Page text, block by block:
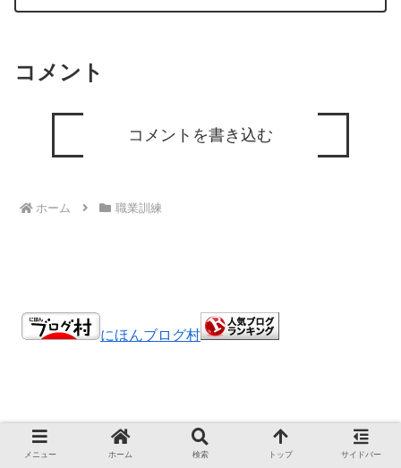
コメント
コメントを書き込む
ホーム 職業訓練
にほんブログ村
けんの旅ブログ
メニュー ホーム 検索 トップ サイドバー